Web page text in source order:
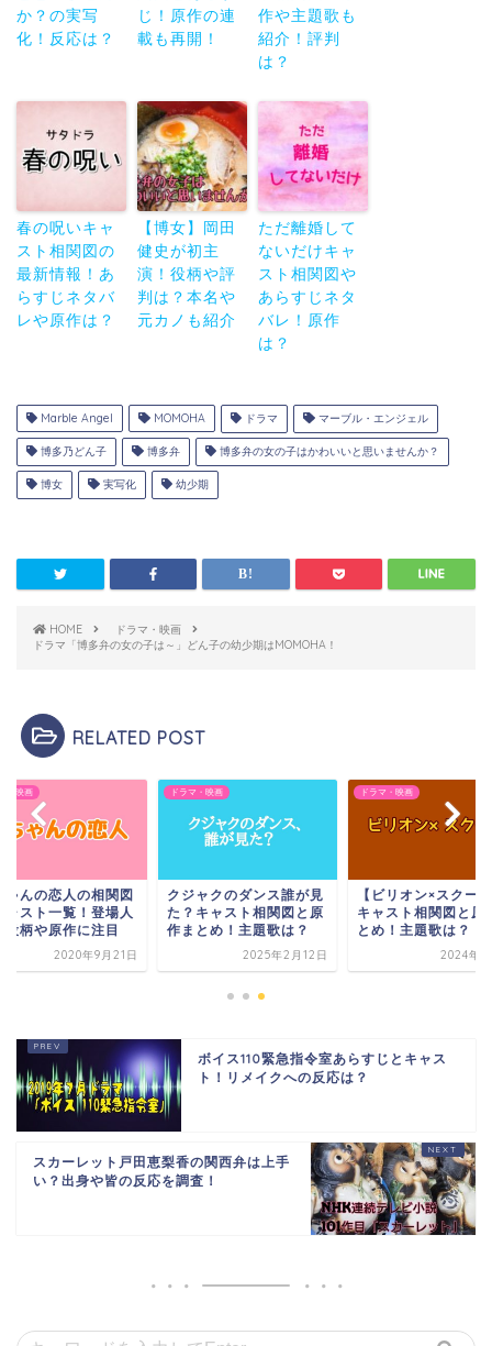
か？の実写
化！反応は？
じ！原作の連
載も再開！
作や主題歌も
紹介！評判
は？
春の呪いキャ
スト相関図の
最新情報！あ
らすじネタバ
レや原作は？
【博女】岡田
健史が初主
演！役柄や評
判は？本名や
元カノも紹介
ただ離婚して
ないだけキャ
スト相関図や
あらすじネタ
バレ！原作
は？
Marble Angel MOMOHA ドラマ マーブル・エンジェル
博多乃どん子 博多弁 博多弁の女の子はかわいいと思いませんか？
博女 実写化 幼少期
HOME
ドラマ・映画
ドラマ「博多弁の女の子は～」どん子の幼少期はMOMOHA！
RELATED POST
・映画
ゃんの恋人の相関図
ャスト一覧！登場人
役柄や原作に注目
2020年9月21日
ドラマ・映画
クジャクのダンス誰が見
た？キャスト相関図と原
作まとめ！主題歌は？
2025年2月12日
ドラマ・映画
【ビリオン×スクー
キャスト相関図と原
とめ！主題歌は？
2024年7
ボイス110緊急指令室あらすじとキャス
ト！リメイクへの反応は？
スカーレット戸田恵梨香の関西弁は上手
い？出身や皆の反応を調査！